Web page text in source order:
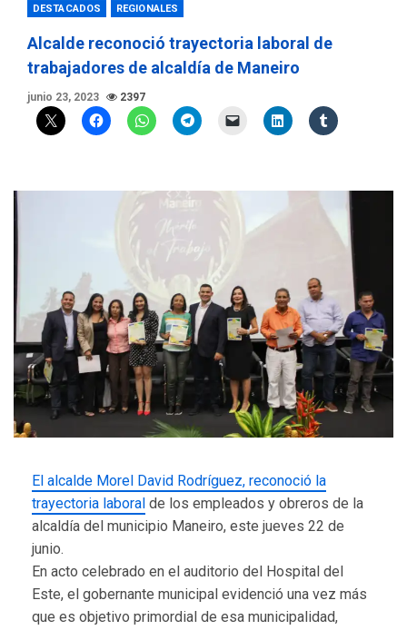
DESTACADOS REGIONALES
Alcalde reconoció trayectoria laboral de
trabajadores de alcaldía de Maneiro
junio 23, 2023 2397
El alcalde Morel David Rodríguez, reconoció la
trayectoria laboral de los empleados y obreros de la
alcaldía del municipio Maneiro, este jueves 22 de
junio.
En acto celebrado en el auditorio del Hospital del
Este, el gobernante municipal evidenció una vez más
que es objetivo primordial de esa municipalidad,